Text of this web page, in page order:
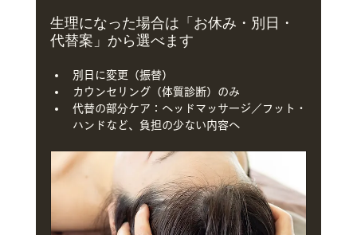
生理になった場合は「お休み・別日・
代替案」から選べます
別日に変更（振替）
カウンセリング（体質診断）のみ
代替の部分ケア：ヘッドマッサージ／フット・
ハンドなど、負担の少ない内容へ